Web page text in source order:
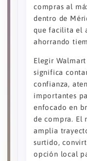
compras al
dentro de
que facilita el
ahorrando
Elegir
significa
confianza,
importantes
enfocado en
de compra. El
amplia
surtido,
opción local